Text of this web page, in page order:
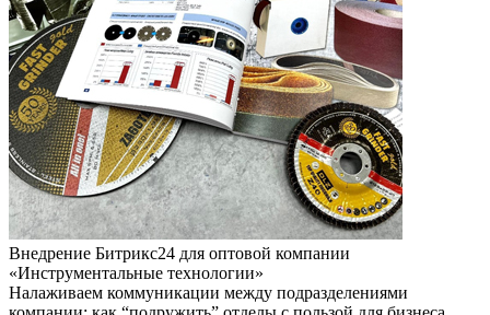
Внедрение Битрикс24 для оптовой компании
«Инструментальные технологии»
Налаживаем коммуникации между подразделениями